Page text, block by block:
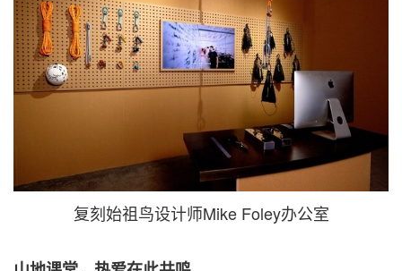
复刻始祖鸟设计师Mike Foley办公室